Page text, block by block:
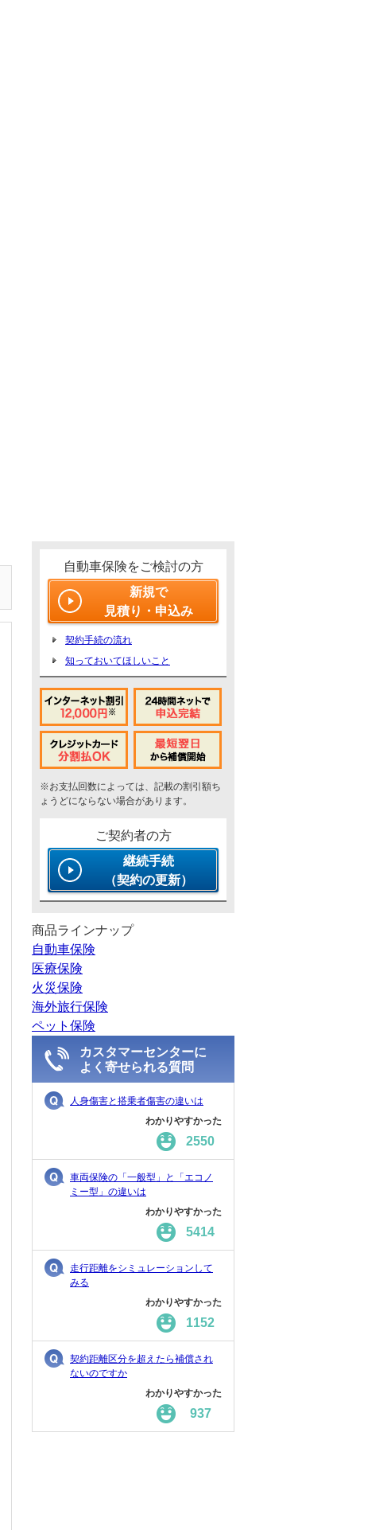
自動車保険をご検討の方
新規で
見積り・申込み
契約手続の流れ
知っておいてほしいこと
※お支払回数によっては、記載の割引額ち
ょうどにならない場合があります。
ご契約者の方
継続手続
（契約の更新）
商品ラインナップ
自動車保険
医療保険
火災保険
海外旅行保険
ペット保険
カスタマーセンターに
よく寄せられる質問
人身傷害と搭乗者傷害の違いは
わかりやすかった
2550
車両保険の「一般型」と「エコノ
ミー型」の違いは
わかりやすかった
5414
走行距離をシミュレーションして
みる
わかりやすかった
1152
契約距離区分を超えたら補償され
ないのですか
わかりやすかった
937